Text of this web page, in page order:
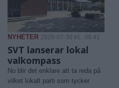
NYHETER 2026-07-30 KL. 08:41
SVT lanserar lokal
valkompass
Nu blir det enklare att ta reda på
vilket lokalt parti som tycker